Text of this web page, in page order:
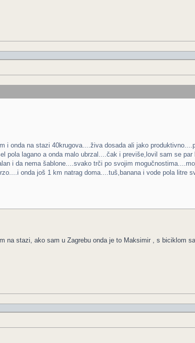
i onda na stazi 40krugova....živa dosada ali jako
pola lagano a onda malo ubrzal....čak i previše,lovil sam se
i da nema šablone....svako trči po svojim
onda još 1 km natrag doma....tuš,banana i vode pola litre
na stazi, ako sam u Zagrebu onda je to Maksimir , s biciklom